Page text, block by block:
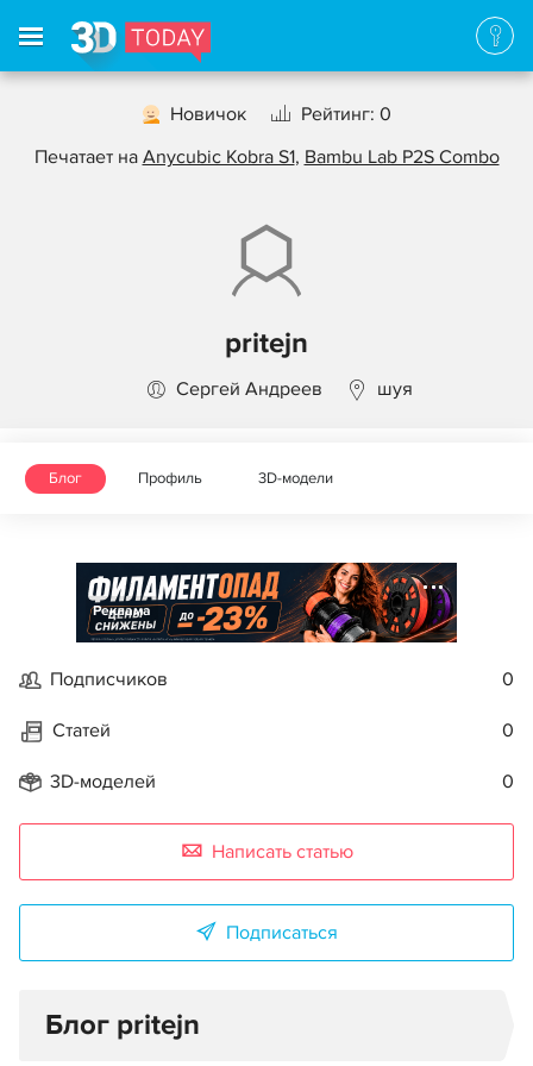
Новичок
Рейтинг: 0
Печатает на Anycubic Kobra S1, Bambu Lab P2S Combo
pritejn
Сергей Андреев шуя
Блог Профиль 3D-модели
Реклама
Подписчиков 0
Статей 0
3D-моделей 0
Написать статью
Подписаться
Блог pritejn